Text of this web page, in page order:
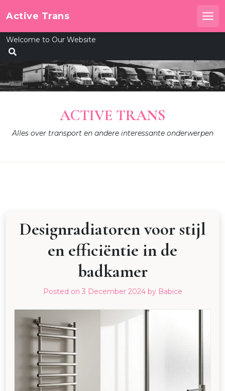
toActive Trans
Welcome to Our Website
ACTIVE TRANS
Alles over transport en andere interessante onderwerpen
Designradiatoren voor stijl
en efficiëntie in de
badkamer
Posted on 3 December 2024by Babice